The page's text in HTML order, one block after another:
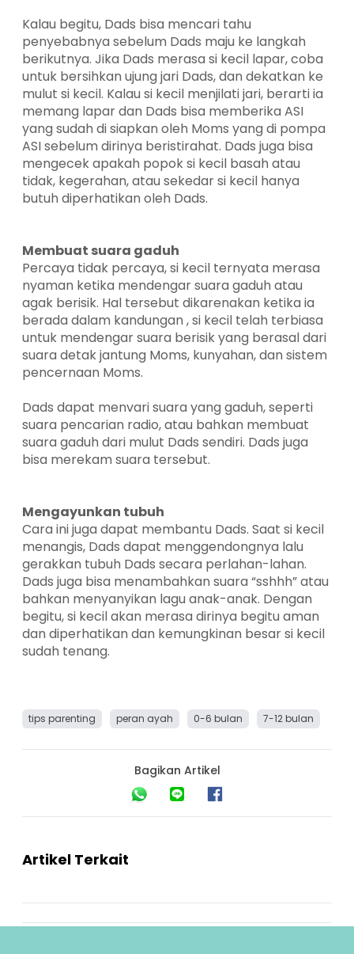
Kalau begitu, Dads bisa mencari tahu
penyebabnya sebelum Dads maju ke langkah
berikutnya. Jika Dads merasa si kecil lapar, coba
untuk bersihkan ujung jari Dads, dan dekatkan ke
mulut si kecil. Kalau si kecil menjilati jari, berarti ia
memang lapar dan Dads bisa memberika ASI
yang sudah di siapkan oleh Moms yang di pompa
ASI sebelum dirinya beristirahat. Dads juga bisa
mengecek apakah popok si kecil basah atau
tidak, kegerahan, atau sekedar si kecil hanya
butuh diperhatikan oleh Dads.
Membuat suara gaduh
Percaya tidak percaya, si kecil ternyata merasa
nyaman ketika mendengar suara gaduh atau
agak berisik. Hal tersebut dikarenakan ketika ia
berada dalam kandungan , si kecil telah terbiasa
untuk mendengar suara berisik yang berasal dari
suara detak jantung Moms, kunyahan, dan sistem
pencernaan Moms.
Dads dapat menvari suara yang gaduh, seperti
suara pencarian radio, atau bahkan membuat
suara gaduh dari mulut Dads sendiri. Dads juga
bisa merekam suara tersebut.
Mengayunkan tubuh
Cara ini juga dapat membantu Dads. Saat si kecil
menangis, Dads dapat menggendongnya lalu
gerakkan tubuh Dads secara perlahan-lahan.
Dads juga bisa menambahkan suara “sshhh” atau
bahkan menyanyikan lagu anak-anak. Dengan
begitu, si kecil akan merasa dirinya begitu aman
dan diperhatikan dan kemungkinan besar si kecil
sudah tenang.
tips parenting peran ayah 0-6 bulan 7-12 bulan
Bagikan Artikel
Artikel Terkait